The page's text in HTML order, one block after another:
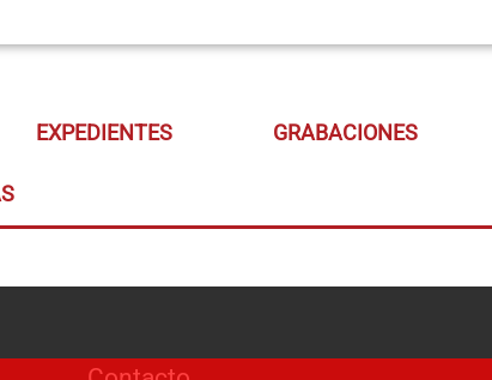
EXPEDIENTES GRABACIONES